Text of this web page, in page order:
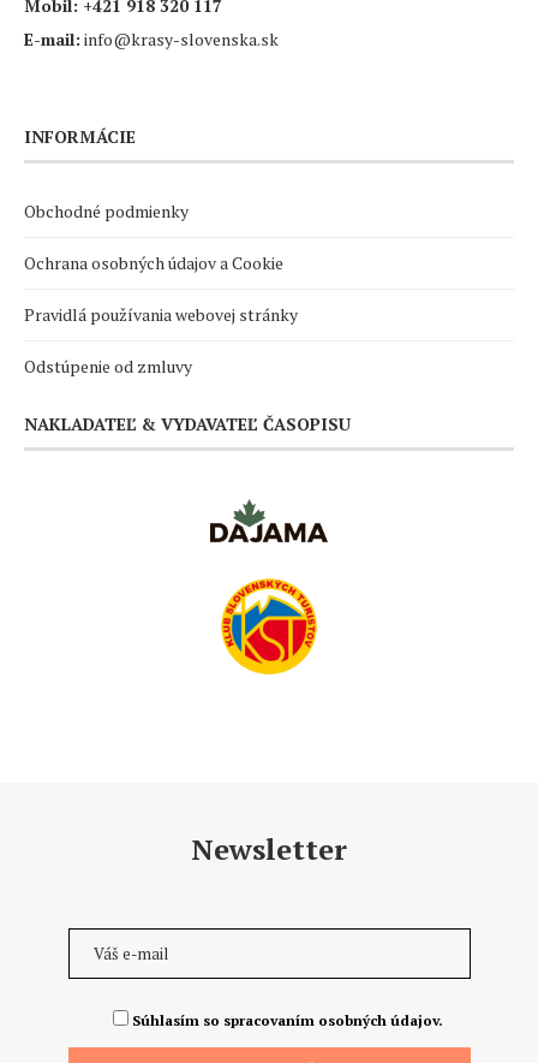
Mobil: +421 918 320 117
E-mail: info@krasy-slovenska.sk
INFORMÁCIE
Obchodné podmienky
Ochrana osobných údajov a Cookie
Pravidlá používania webovej stránky
Odstúpenie od zmluvy
NAKLADATEĽ & VYDAVATEĽ ČASOPISU
Newsletter
Súhlasím so spracovaním osobných údajov.